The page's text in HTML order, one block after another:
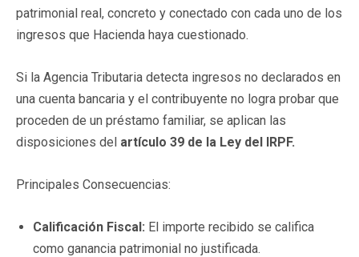
patrimonial real, concreto y conectado con cada uno de los
ingresos que Hacienda haya cuestionado.
Si la Agencia Tributaria detecta ingresos no declarados en
una cuenta bancaria y el contribuyente no logra probar que
proceden de un préstamo familiar, se aplican las
disposiciones del artículo 39 de la Ley del IRPF.
Principales Consecuencias:
Calificación Fiscal: El importe recibido se califica
como ganancia patrimonial no justificada.